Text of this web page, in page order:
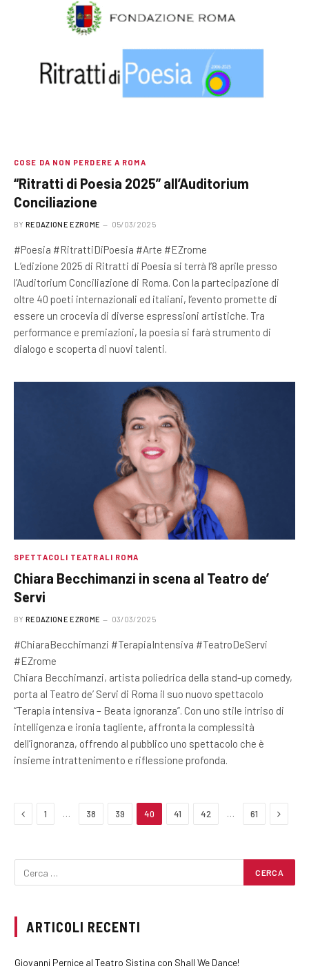
COSE DA NON PERDERE A ROMA
“Ritratti di Poesia 2025” all’Auditorium
Conciliazione
BY REDAZIONE EZROME 05/03/2025
#Poesia #RitrattiDiPoesia #Arte #EZrome
L’edizione 2025 di Ritratti di Poesia si terrà l’8 aprile presso
l’Auditorium Conciliazione di Roma. Con la partecipazione di
oltre 40 poeti internazionali ed italiani, l’evento promette di
essere un crocevia di diverse espressioni artistiche. Tra
performance e premiazioni, la poesia si farà strumento di
dialogo e scoperta di nuovi talenti.
SPETTACOLI TEATRALI ROMA
Chiara Becchimanzi in scena al Teatro de’
Servi
BY REDAZIONE EZROME 03/03/2025
#ChiaraBecchimanzi #TerapiaIntensiva #TeatroDeServi
#EZrome
Chiara Becchimanzi, artista poliedrica della stand-up comedy,
porta al Teatro de’ Servi di Roma il suo nuovo spettacolo
“Terapia intensiva – Beata ignoranza”. Con uno stile intriso di
intelligenza e ironia tagliente, affronta la complessità
dell’ignoranza, offrendo al pubblico uno spettacolo che è
insieme intrattenimento e riflessione profonda.
Previous
1 38 39 40 41 42 61 Next
ARTICOLI RECENTI
Giovanni Pernice al Teatro Sistina con Shall We Dance!